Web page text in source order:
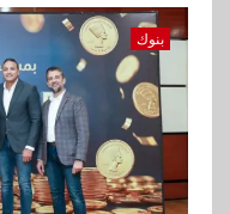
5
بنوك
بنك
بنوك